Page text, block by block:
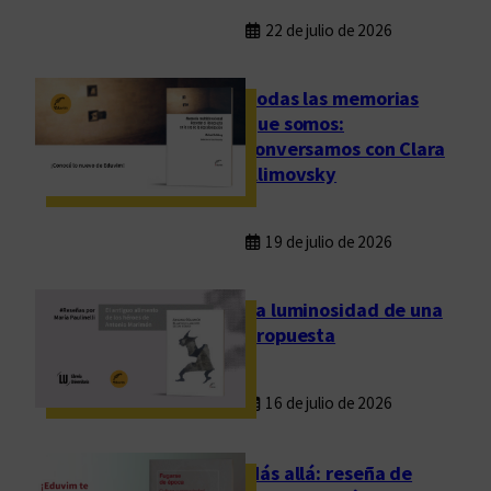
22 de julio de 2026
Todas las memorias
que somos:
conversamos con Clara
Klimovsky
19 de julio de 2026
La luminosidad de una
propuesta
16 de julio de 2026
Más allá: reseña de